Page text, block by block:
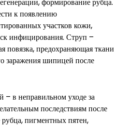
формирование рубца.
к появлению
участков кожи,
инфицирования. Струп –
повязка, предохраняющая ткани
заражения шипицей после
в неправильном уходе за
последствиям после
рубца, пигментных пятен,